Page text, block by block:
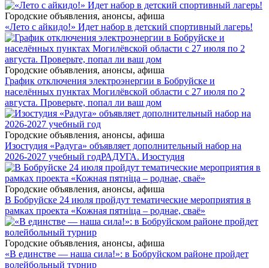
Городские объявления, анонсы, афиша
«Лето с айкидо!» Идет набор в детский спортивный лагерь!
Городские объявления, анонсы, афиша
График отключения электроэнергии в Бобруйске и
населённых пунктах Могилёвской области с 27 июля по 2
августа. Проверьте, попал ли ваш дом
Городские объявления, анонсы, афиша
Изостудия «Радуга» объявляет дополнительный набор на
2026-2027 учебный годРАДУГА. Изостудия
Городские объявления, анонсы, афиша
В Бобруйске 24 июля пройдут тематические мероприятия в
рамках проекта «Кожная пятніца – роднае, сваё»
Городские объявления, анонсы, афиша
«В единстве — наша сила!»: в Бобруйском районе пройдет
волейбольный турнир